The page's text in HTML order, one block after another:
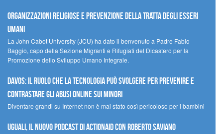
Organizzazioni religiose e prevenzione della tratta degli esseri
umani
La John Cabot University (JCU) ha dato il benvenuto a Padre Fabio
Baggio, capo della Sezione Migranti e Rifugiati del Dicastero per la
Promozione dello Sviluppo Umano Integrale.
Davos: il ruolo che la tecnologia può svolgere per prevenire e
contrastare gli abusi online sui minori
Diventare grandi su Internet non è mai stato così pericoloso per i bambini
UGUALI, il nuovo podcast di ACTIONAID con Roberto Saviano